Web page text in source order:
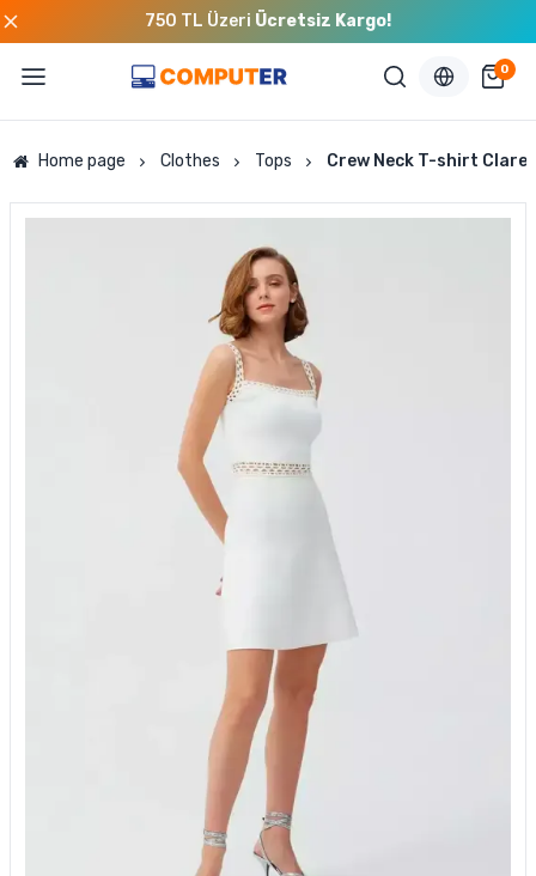
750 TL Üzeri Ücretsiz Kargo!
0
Home page Clothes Tops Crew Neck T-shirt Claret